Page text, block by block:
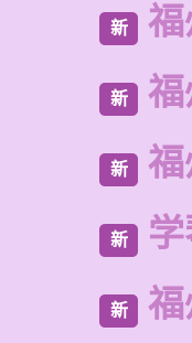
新
新
新
新
新